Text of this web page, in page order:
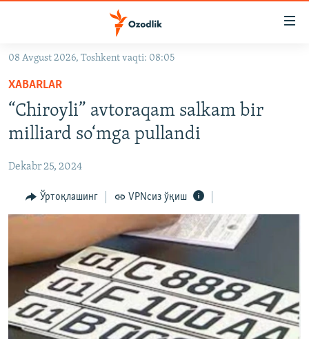
Асосий
навигацияга
ўтинг
Қидиришга
OZODVIDEO
OZODARXIV
На русском
ИЖТИМОИЙ ТАРМОҚЛАР
Озодлик бошқа тилларда
08 Avgust 2026, Toshkent vaqti: 08:05
XABARLAR
“Chiroyli” avtoraqam salkam bir
milliard so‘mga pullandi
Dekabr 25, 2024
Ўртоқлашинг VPNсиз ўқиш